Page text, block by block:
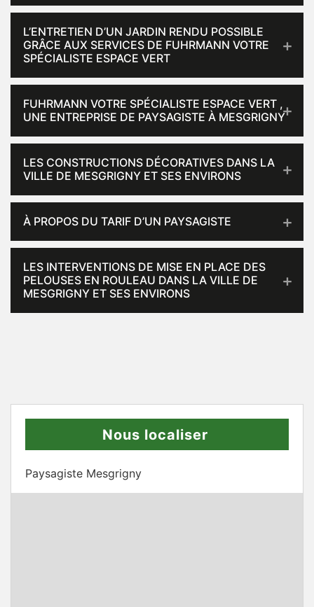
L’ENTRETIEN D’UN JARDIN RENDU POSSIBLE
GRÂCE AUX SERVICES DE FUHRMANN VOTRE
SPÉCIALISTE ESPACE VERT
FUHRMANN VOTRE SPÉCIALISTE ESPACE VERT ,
UNE ENTREPRISE DE PAYSAGISTE À MESGRIGNY
LES CONSTRUCTIONS DÉCORATIVES DANS LA
VILLE DE MESGRIGNY ET SES ENVIRONS
À PROPOS DU TARIF D’UN PAYSAGISTE
LES INTERVENTIONS DE MISE EN PLACE DES
PELOUSES EN ROULEAU DANS LA VILLE DE
MESGRIGNY ET SES ENVIRONS
Nous localiser
Paysagiste Mesgrigny